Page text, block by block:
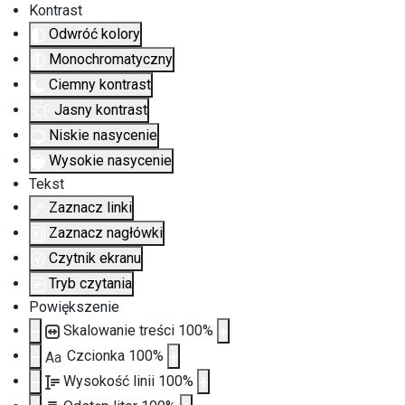
Kontrast
Odwróć kolory
Monochromatyczny
Ciemny kontrast
Jasny kontrast
Niskie nasycenie
Wysokie nasycenie
Tekst
Zaznacz linki
Zaznacz nagłówki
Czytnik ekranu
Tryb czytania
Powiększenie
Skalowanie treści 100%
Aa Czcionka 100%
Wysokość linii 100%